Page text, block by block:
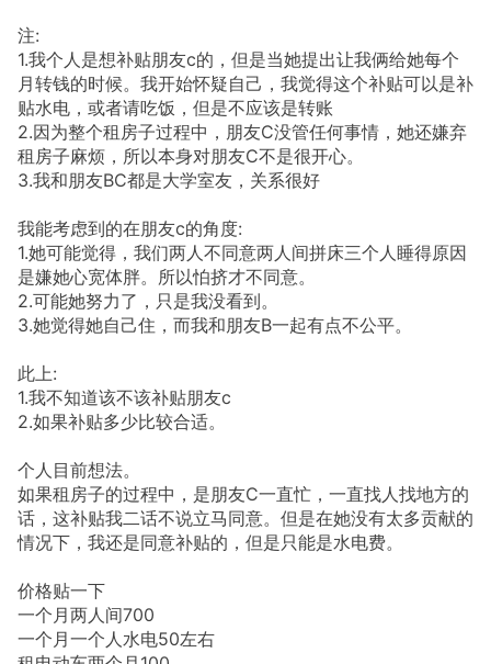
注:
1.我个人是想补贴朋友c的，但是当她提出让我俩给她每个
月转钱的时候。我开始怀疑自己，我觉得这个补贴可以是补
贴水电，或者请吃饭，但是不应该是转账
2.因为整个租房子过程中，朋友C没管任何事情，她还嫌弃
租房子麻烦，所以本身对朋友C不是很开心。
3.我和朋友BC都是大学室友，关系很好
我能考虑到的在朋友c的角度:
1.她可能觉得，我们两人不同意两人间拼床三个人睡得原因
是嫌她心宽体胖。所以怕挤才不同意。
2.可能她努力了，只是我没看到。
3.她觉得她自己住，而我和朋友B一起有点不公平。
此上:
1.我不知道该不该补贴朋友c
2.如果补贴多少比较合适。
个人目前想法。
如果租房子的过程中，是朋友C一直忙，一直找人找地方的
话，这补贴我二话不说立马同意。但是在她没有太多贡献的
情况下，我还是同意补贴的，但是只能是水电费。
价格贴一下
一个月两人间700
一个月一个人水电50左右